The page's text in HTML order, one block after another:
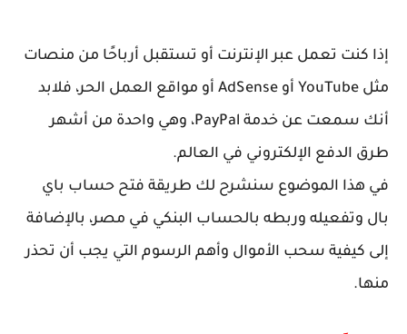
إذا كنت تعمل عبر الإنترنت أو تستقبل أرباحًا من منصات
مثل YouTube أو AdSense أو مواقع العمل الحر، فلابد
أنك سمعت عن خدمة PayPal، وهي واحدة من أشهر
طرق الدفع الإلكتروني في العالم.
في هذا الموضوع سنشرح لك طريقة فتح حساب باي
بال وتفعيله وربطه بالحساب البنكي في مصر، بالإضافة
إلى كيفية سحب الأموال وأهم الرسوم التي يجب أن تحذر
منها.